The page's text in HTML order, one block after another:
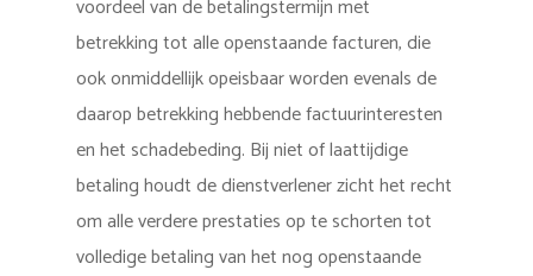
voordeel van de betalingstermijn met
betrekking tot alle openstaande facturen, die
ook onmiddellijk opeisbaar worden evenals de
daarop betrekking hebbende factuurinteresten
en het schadebeding. Bij niet of laattijdige
betaling houdt de dienstverlener zicht het recht
om alle verdere prestaties op te schorten tot
volledige betaling van het nog openstaande